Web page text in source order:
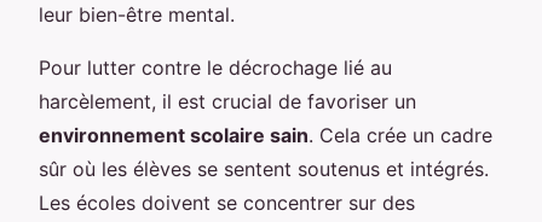
leur bien-être mental.
Pour lutter contre le décrochage lié au
harcèlement, il est crucial de favoriser un
environnement scolaire sain. Cela crée un cadre
sûr où les élèves se sentent soutenus et intégrés.
Les écoles doivent se concentrer sur des